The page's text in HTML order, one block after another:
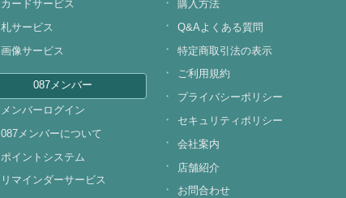
カードサービス
札サービス
画像サービス
087メンバー
メンバーログイン
087メンバーについて
ポイントシステム
リマインダーサービス
購入方法
Q&Aよくある質問
特定商取引法の表示
ご利用規約
プライバシーポリシー
セキュリティポリシー
会社案内
店舗紹介
お問合わせ